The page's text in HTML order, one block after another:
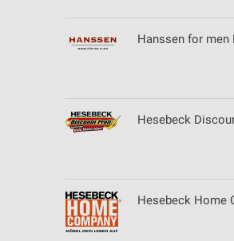
Hanssen for men
Hesebeck
Hesebeck Home